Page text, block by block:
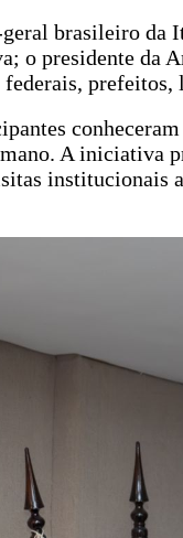
brasileiro da
o presidente da
A iniciativa
institucionais